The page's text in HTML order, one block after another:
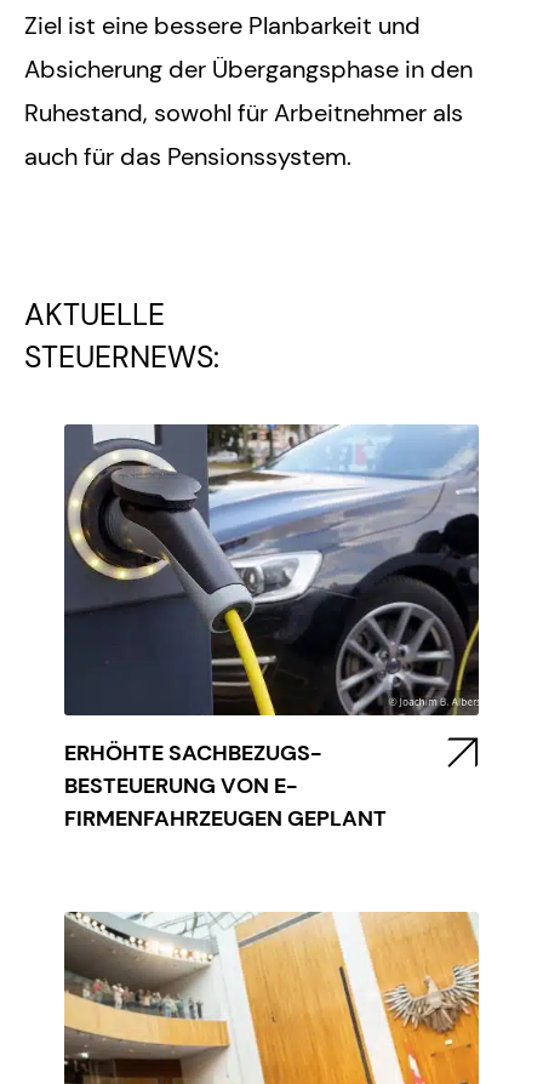
Ziel ist eine bessere Planbarkeit und
Absicherung der Übergangsphase in den
Ruhestand, sowohl für Arbeitnehmer als
auch für das Pensionssystem.
AKTUELLE
STEUERNEWS:
ERHÖHTE SACHBEZUGS-
BESTEUERUNG VON E-
FIRMENFAHRZEUGEN GEPLANT